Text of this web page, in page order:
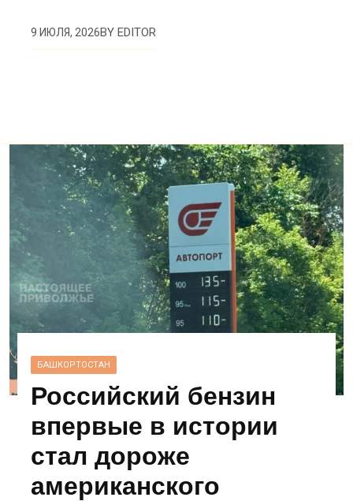
9 ИЮЛЯ, 2026BYEDITOR
БАШКОРТОСТАН
Российский бензин
впервые в истории
стал дороже
американского